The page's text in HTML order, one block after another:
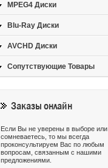
MPEG4 Диски
Blu-Ray Диски
AVCHD Диски
Сопутствующие Товары
Заказы онлайн
Если Вы не уверены в выборе или
сомневаетесь, то мы всегда
проконсультируем Вас по любым
вопросам, связанным с нашими
предложениями.